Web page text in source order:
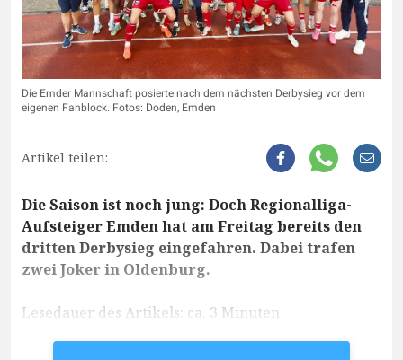
Die Emder Mannschaft posierte nach dem nächsten Derbysieg vor dem
eigenen Fanblock. Fotos: Doden, Emden
Artikel teilen:
Die Saison ist noch jung: Doch Regionalliga-
Aufsteiger Emden hat am Freitag bereits den
dritten Derbysieg eingefahren. Dabei trafen
zwei Joker in Oldenburg.
Lesedauer des Artikels: ca. 3 Minuten